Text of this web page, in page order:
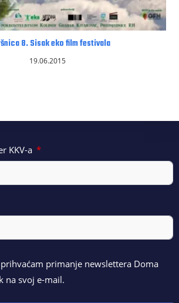
8. Sisak eko film festivala
19.06.2015
KKV-a
primanje newslettera Doma
na svoj e-mail.